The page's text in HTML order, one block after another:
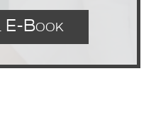
E-Book